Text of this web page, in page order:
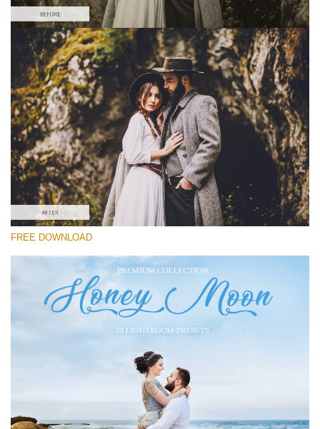
Please select
Free Wedding Preset #22
Honey Moon
(30 Lr Presets)
Luxe Wedding
(230 Lr Presets)
Entire Collection
(2067 Lr Presets)
Free download
FREE DOWNLOAD